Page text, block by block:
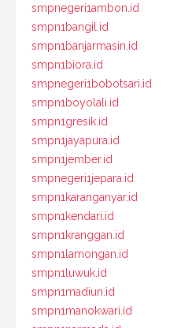
smpnegeri1ambon.id
smpn1bangil.id
smpn1banjarmasin.id
smpn1biora.id
smpnegeri1bobotsari.id
smpn1boyolali.id
smpn1gresik.id
smpn1jayapura.id
smpn1jember.id
smpnegeri1jepara.id
smpn1karanganyar.id
smpn1kendari.id
smpn1kranggan.id
smpn1lamongan.id
smpn1luwuk.id
smpn1madiun.id
smpn1manokwari.id